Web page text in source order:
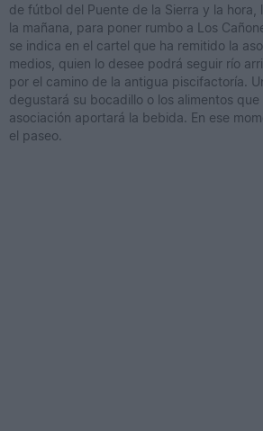
de fútbol del Puente de la Sierra y la hora,
la mañana, para poner rumbo a Los
se indica en el cartel que ha remitido la
medios, quien lo desee podrá seguir río
por el camino de la antigua piscifactoría.
degustará su bocadillo o los alimentos
asociación aportará la bebida. En ese
el paseo.